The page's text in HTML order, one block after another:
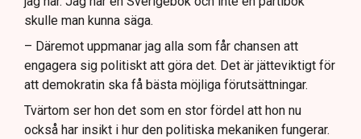
skulle man kunna säga.
– Däremot uppmanar jag alla som får chansen att
engagera sig politiskt att göra det. Det är jätteviktigt för
att demokratin ska få bästa möjliga förutsättningar.
Tvärtom ser hon det som en stor fördel att hon nu
också har insikt i hur den politiska mekaniken fungerar.